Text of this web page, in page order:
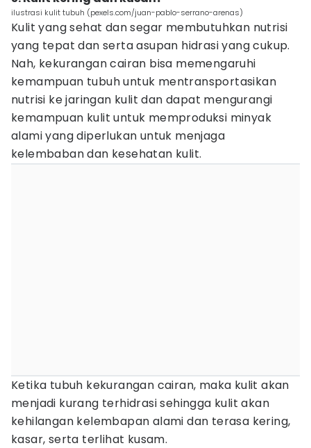
ilustrasi kulit tubuh (pexels.com/juan-pablo-serrano-arenas)
Kulit yang sehat dan segar membutuhkan nutrisi
yang tepat dan serta asupan hidrasi yang cukup.
Nah, kekurangan cairan bisa memengaruhi
kemampuan tubuh untuk mentransportasikan
nutrisi ke jaringan kulit dan dapat mengurangi
kemampuan kulit untuk memproduksi minyak
alami yang diperlukan untuk menjaga
kelembaban dan kesehatan kulit.
Ketika tubuh kekurangan cairan, maka kulit akan
menjadi kurang terhidrasi sehingga kulit akan
kehilangan kelembapan alami dan terasa kering,
kasar, serta terlihat kusam.